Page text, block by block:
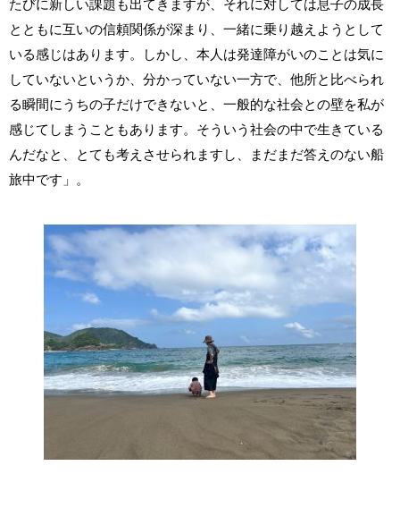
たびに新しい課題も出てきますが、それに対しては息子の成長
とともに互いの信頼関係が深まり、一緒に乗り越えようとして
いる感じはあります。しかし、本人は発達障がいのことは気に
していないというか、分かっていない一方で、他所と比べられ
る瞬間にうちの子だけできないと、一般的な社会との壁を私が
感じてしまうこともあります。そういう社会の中で生きている
んだなと、とても考えさせられますし、まだまだ答えのない船
旅中です」。